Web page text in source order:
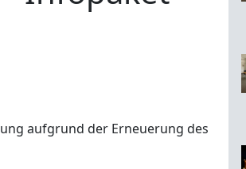
aufgrund der Erneuerung des